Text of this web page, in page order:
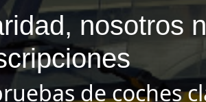
nosotros
de coches